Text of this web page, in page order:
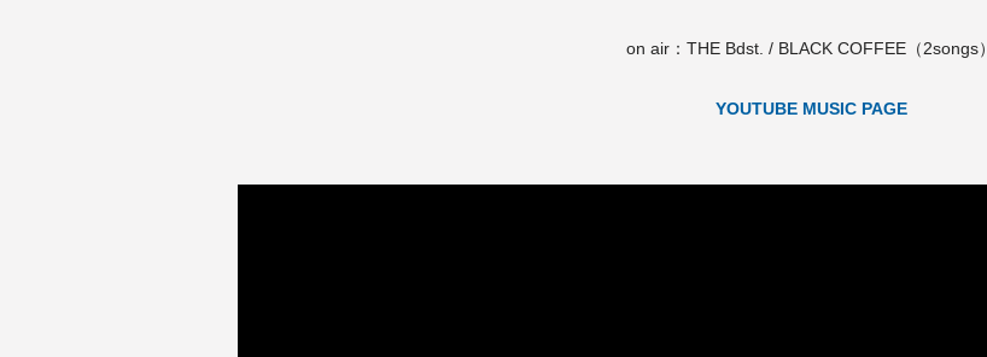
on air：THE Bdst. / BLACK COFFEE（2songs）
YOUTUBE MUSIC PAGE